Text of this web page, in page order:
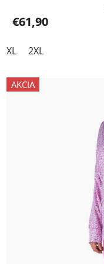
€61,90
XL 2XL
AKCIA